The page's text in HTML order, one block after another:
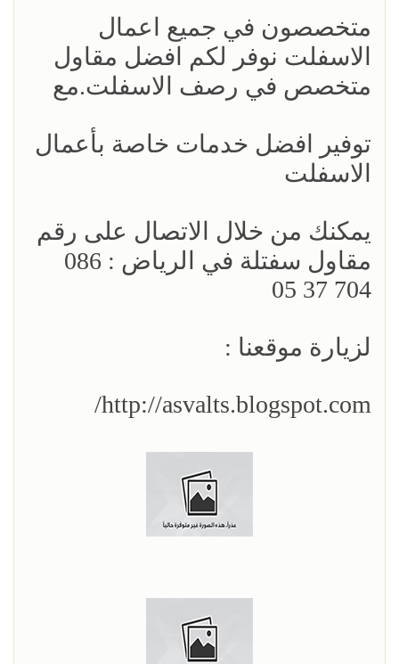
متخصصون في جميع اعمال
الاسفلت نوفر لكم افضل مقاول
متخصص في رصف الاسفلت.مع
توفير افضل خدمات خاصة بأعمال
الاسفلت
يمكنك من خلال الاتصال على رقم
مقاول سفتلة في الرياض : 086
704 37 05
لزيارة موقعنا :
http://asvalts.blogspot.com/